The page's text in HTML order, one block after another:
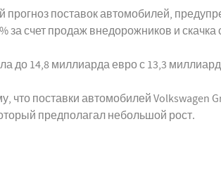
поставок автомобилей,
счет продаж внедорожников и скачка
до 14,8 миллиарда евро с 13,3
поставки автомобилей Volkswagen
предполагал небольшой рост.